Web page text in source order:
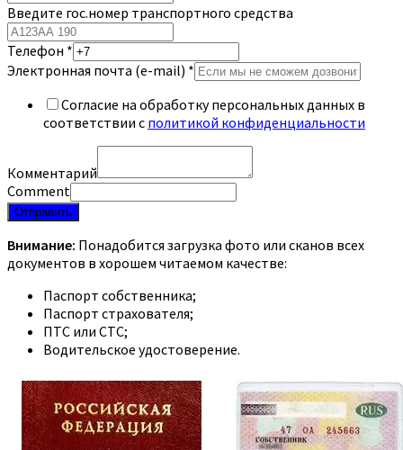
Введите гос.номер транспортного средства
Телефон *
Электронная почта (e-mail) *
Согласие на обработку персональных данных в
соответствии с политикой конфиденциальности
Комментарий
Comment
Отправить
Внимание: Понадобится загрузка фото или сканов всех
документов в хорошем читаемом качестве:
Паспорт собственника;
Паспорт страхователя;
ПТС или СТС;
Водительское удостоверение.